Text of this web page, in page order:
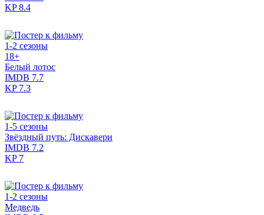
KP8.4
1-2 сезоны
18+
Белый лотос
IMDB 7.7
KP7.3
1-5 сезоны
Звёздный путь: Дискавери
IMDB 7.2
KP7
1-2 сезоны
Медведь